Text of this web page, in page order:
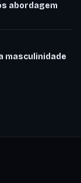
abordagem
masculinidade